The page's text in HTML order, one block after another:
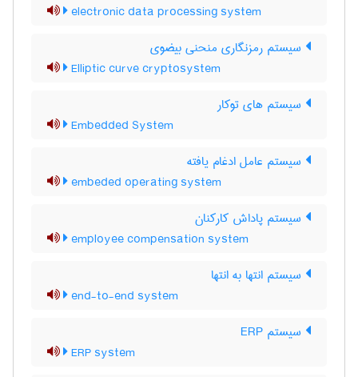
electronic data processing system
سیستم رمزنگاری منحنی بیضوی
Elliptic curve cryptosystem
سیستم های توکار
Embedded System
سیستم عامل ادغام یافته
embeded operating system
سیستم پاداش کارکنان
employee compensation system
سیستم انتها به انتها
end-to-end system
سیستم ERP
ERP system